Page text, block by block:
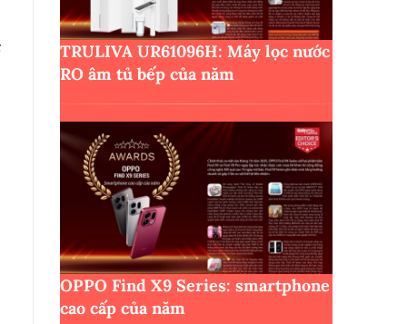
TRULIVA UR61096H: Máy lọc nước
RO âm tủ bếp của năm
OPPO Find X9 Series: smartphone
cao cấp của năm